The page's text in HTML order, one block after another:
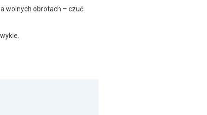
wolnych obrotach – czuć